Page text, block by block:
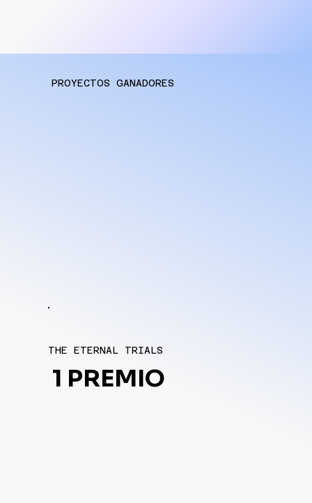
PROYECTOS GANADORES
THE ETERNAL TRIALS
1 PREMIO